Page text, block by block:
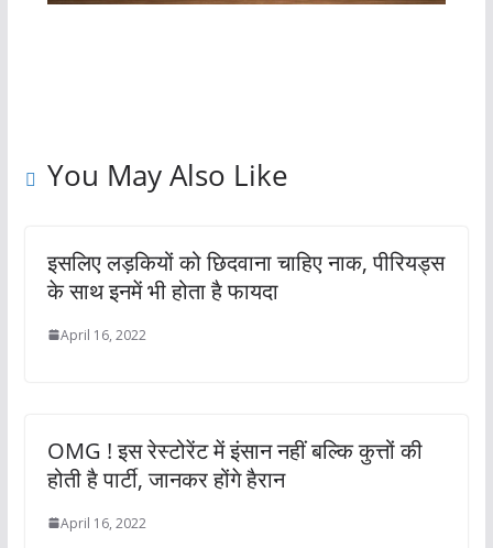
You May Also Like
इसलिए लड़कियों को छिदवाना चाहिए नाक, पीरियड्स
के साथ इनमें भी होता है फायदा
April 16, 2022
OMG ! इस रेस्टोरेंट में इंसान नहीं बल्कि कुत्तों की
होती है पार्टी, जानकर होंगे हैरान
April 16, 2022